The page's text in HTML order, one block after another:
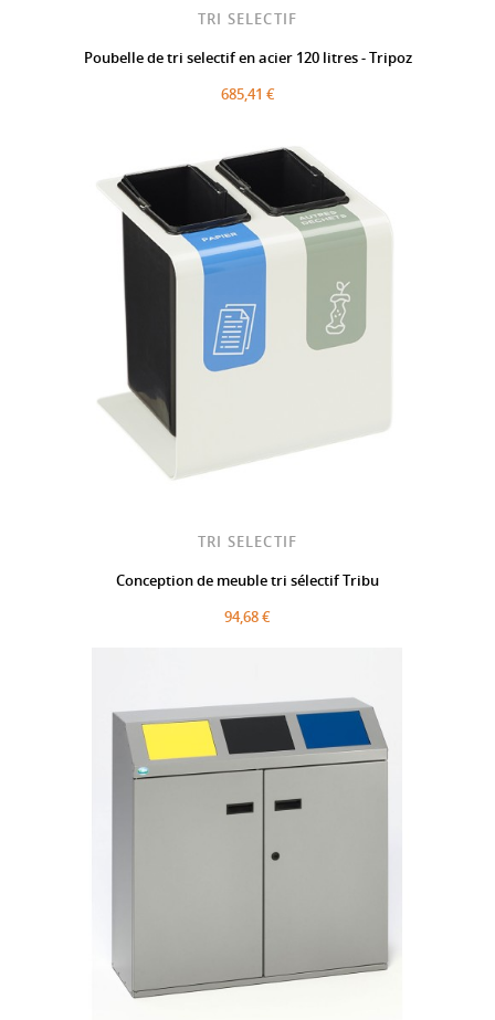
TRI SELECTIF
Poubelle de tri selectif en acier 120 litres - Tripoz
685,41 €
TRI SELECTIF
Conception de meuble tri sélectif Tribu
94,68 €